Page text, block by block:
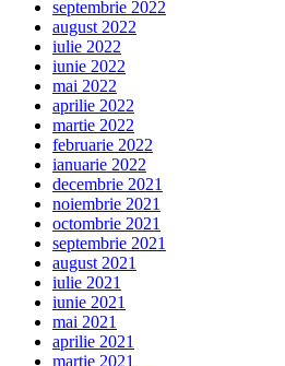
septembrie 2022
august 2022
iulie 2022
iunie 2022
mai 2022
aprilie 2022
martie 2022
februarie 2022
ianuarie 2022
decembrie 2021
noiembrie 2021
octombrie 2021
septembrie 2021
august 2021
iulie 2021
iunie 2021
mai 2021
aprilie 2021
martie 2021